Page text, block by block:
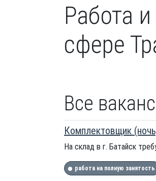
Работа
сфере
Все
Комплектовщик
На склад в г. Батайск
работа на полную занятость